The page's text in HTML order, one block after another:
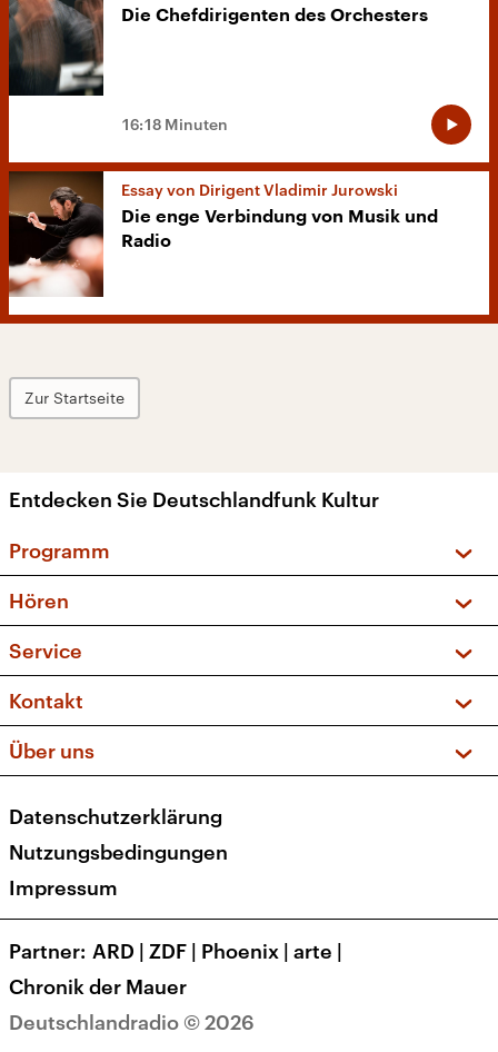
Die Chefdirigenten des Orchesters
16:18 Minuten
Essay von Dirigent Vladimir Jurowski
Die enge Verbindung von Musik und
Radio
Zur Startseite
Entdecken Sie Deutschlandfunk Kultur
Programm
Sendungen und Podcasts
Musikliste
Kakadu – Das Kinderprogramm
Hören
Frequenzen (UKW + DAB+)
Service
FAQ
Apps
Newsletter
Kontakt
Social Media
Über uns
Presse
Karriere
Transparenz
Deutschlandradio © 2026
Datenschutzerklärung
Nutzungsbedingungen
Impressum
Partner ARD | ZDF | Phoenix | arte |
Chronik der Mauer